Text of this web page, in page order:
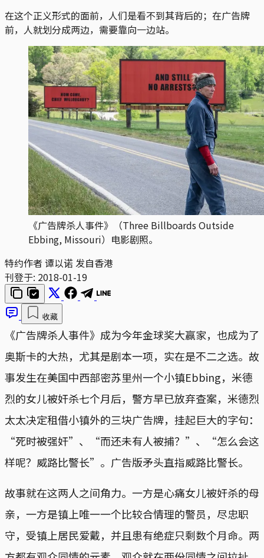
在这个正义形式的面前，人们是看不到其背后的；在广告牌
前，人就划分成两边，需要靠向一边站。
《广告牌杀人事件》（Three Billboards Outside
Ebbing, Missouri）电影剧照。
特约作者 谭以诺 发自香港
刊登于: 2018-01-19
收藏
《广告牌杀人事件》成为今年金球奖大赢家，也成为了
奥斯卡的大热，尤其是剧本一项，实在是不二之选。故
事发生在美国中西部密苏里州一个小镇Ebbing，米德
烈的女儿被奸杀七个月后，警方早已放弃查案，米德烈
太太决定租借小镇外的三块广告牌，挂起巨大的字句：
“死时被强奸”、“而还未有人被捕？”、“怎么会这
样呢？威路比警长”。广告版矛头直指威路比警长。
故事就在这两人之间角力。一方是心痛女儿被奸杀的母
亲，一方是镇上唯一一个比较合情理的警员，尽忠职
守，受镇上居民爱戴，并且患有绝症只剩数个月命。两